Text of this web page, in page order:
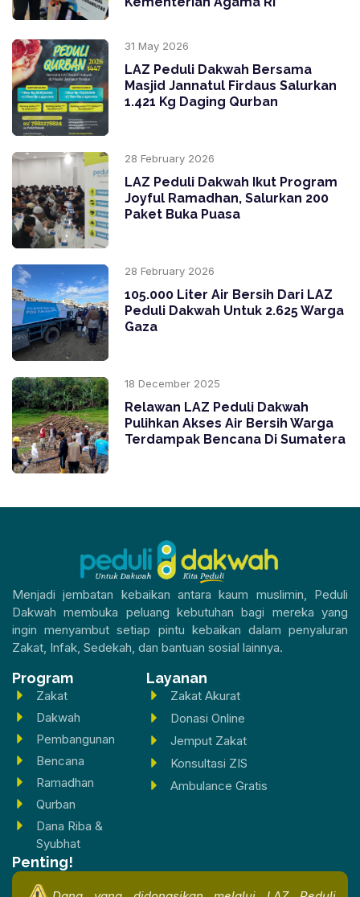
31 May 2026
LAZ Peduli Dakwah Bersama
Masjid Jannatul Firdaus Salurkan
1.421 Kg Daging Qurban
28 February 2026
LAZ Peduli Dakwah Ikut Program
Joyful Ramadhan, Salurkan 200
Paket Buka Puasa
28 February 2026
105.000 Liter Air Bersih Dari LAZ
Peduli Dakwah Untuk 2.625 Warga
Gaza
18 December 2025
Relawan LAZ Peduli Dakwah
Pulihkan Akses Air Bersih Warga
Terdampak Bencana Di Sumatera
Menjadi jembatan kebaikan antara kaum muslimin, Peduli
Dakwah membuka peluang kebutuhan bagi mereka yang
ingin menyambut setiap pintu kebaikan dalam penyaluran
Zakat, Infak, Sedekah, dan bantuan sosial lainnya.
Program
Zakat
Dakwah
Pembangunan
Bencana
Ramadhan
Qurban
Dana Riba &
Syubhat
Layanan
Zakat Akurat
Donasi Online
Jemput Zakat
Konsultasi ZIS
Ambulance Gratis
Penting!